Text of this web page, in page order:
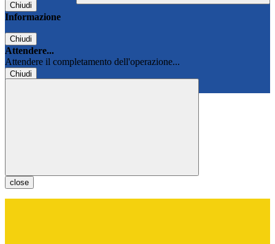
Chiudi
Informazione
Chiudi
Attendere...
Attendere il completamento dell'operazione...
Chiudi
close